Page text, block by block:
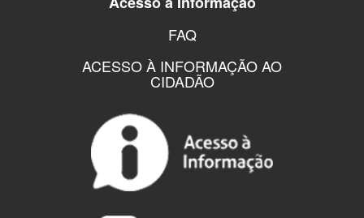
FAQ
ACESSO À INFORMAÇÃO AO
CIDADÃO